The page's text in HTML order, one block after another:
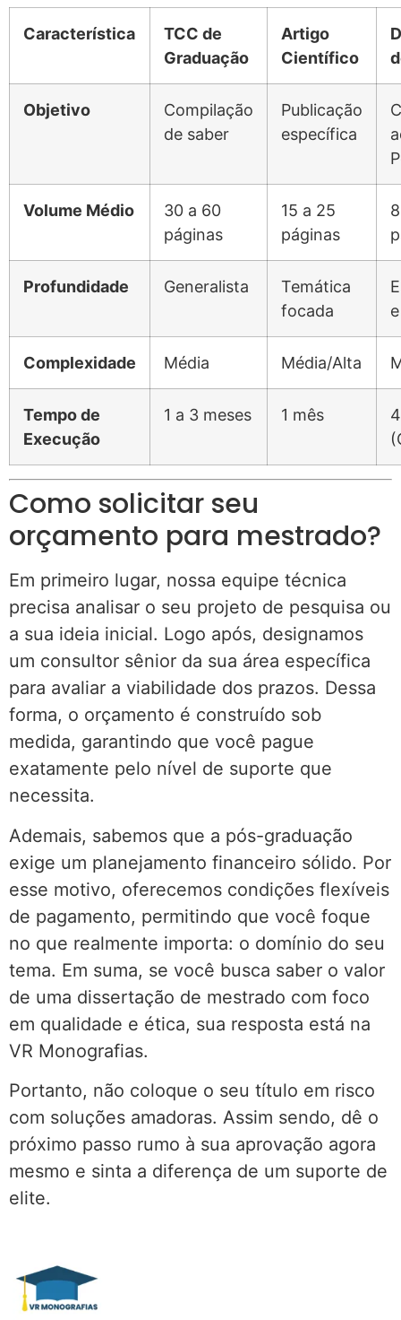
Característica
TCC de
Graduação
Artigo
Científico
Objetivo
Compilação
de saber
Publicação
específica
Volume Médio
30 a 60
páginas
15 a 25
páginas
Profundidade Generalista
Temática
focada
Complexidade Média Média/Alta
Tempo de
Execução
1 a 3 meses 1 mês
Como solicitar seu
orçamento para mestrado?
Em primeiro lugar, nossa equipe técnica
precisa analisar o seu projeto de pesquisa ou
a sua ideia inicial. Logo após, designamos
um consultor sênior da sua área específica
para avaliar a viabilidade dos prazos. Dessa
forma, o orçamento é construído sob
medida, garantindo que você pague
exatamente pelo nível de suporte que
necessita.
Ademais, sabemos que a pós-graduação
exige um planejamento financeiro sólido. Por
esse motivo, oferecemos condições flexíveis
de pagamento, permitindo que você foque
no que realmente importa: o domínio do seu
tema. Em suma, se você busca saber o valor
de uma dissertação de mestrado com foco
em qualidade e ética, sua resposta está na
VR Monografias.
Portanto, não coloque o seu título em risco
com soluções amadoras. Assim sendo, dê o
próximo passo rumo à sua aprovação agora
mesmo e sinta a diferença de um suporte de
elite.